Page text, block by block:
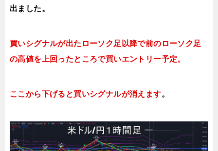
出ました。
買いシグナルが出たローソク足以降で前のローソク足
の高値を上回ったところで買いエントリー予定。
ここから下げると買いシグナルが消えます。